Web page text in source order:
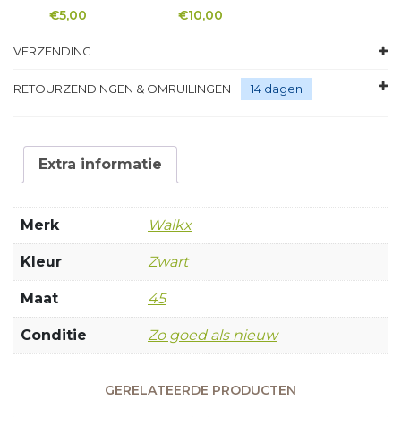
€5,00 €10,00
VERZENDING
RETOURZENDINGEN & OMRUILINGEN 14 dagen
Extra informatie
Merk Walkx
Kleur Zwart
Maat 45
Conditie Zo goed als nieuw
GERELATEERDE PRODUCTEN